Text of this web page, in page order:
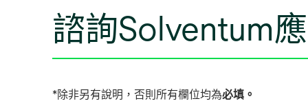
諮詢Solventum
*除非另有說明，否則所有欄位均為必填。